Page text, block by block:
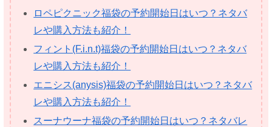
ロペピクニック福袋の予約開始日はいつ？ネタバ
レや購入方法も紹介！
フィント(F.i.n.t)福袋の予約開始日はいつ？ネタバ
レや購入方法も紹介！
エニシス(anysis)福袋の予約開始日はいつ？ネタバ
レや購入方法も紹介！
スーナウーナ福袋の予約開始日はいつ？ネタバレ